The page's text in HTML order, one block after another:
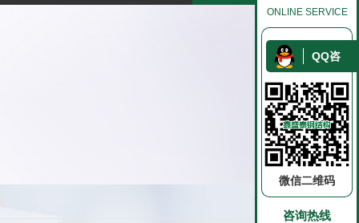
返回
ONLINE SERVICE
QQ咨
询
微信二维码
咨询热线